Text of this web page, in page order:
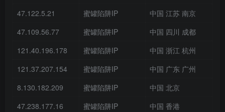
47.122.5.21
蜜罐陷阱IP
中国 江苏 南京
47.109.56.77
蜜罐陷阱IP
中国 四川 成都
121.40.196.178
蜜罐陷阱IP
中国 浙江 杭州
121.37.207.154
蜜罐陷阱IP
中国 广东 广州
8.130.182.209
蜜罐陷阱IP
中国 北京
47.238.177.16
蜜罐陷阱IP
中国 香港